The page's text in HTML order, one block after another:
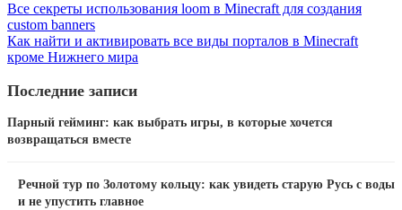
Все секреты использования loom в Minecraft для создания
custom banners
Как найти и активировать все виды порталов в Minecraft
кроме Нижнего мира
Последние записи
Парный гейминг: как выбрать игры, в которые хочется
возвращаться вместе
Речной тур по Золотому кольцу: как увидеть старую Русь с воды
и не упустить главное